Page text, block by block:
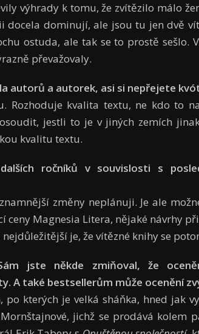
výhrady k tomu, že zvítězilo málo
docela dominují, ale jsou tu jen dvě
ostuda, ale tak se to prostě sešlo.
převažovaly.
autorů a autorek, asi si nepřejete
Rozhoduje kva­lita textu, ne kdo to
jestli to je v jiných zemích
kvalitu textu.
ročníků v souvislosti s
změny neplánuji. Je ale
ceny Magnesia Litera, nějaké návrhy
je, že vítězné knihy se
jste někde zmiňoval, že
A také bestsellerům může ocenění
kterých je velká sháňka, hned jak
jichž se prodává kolem